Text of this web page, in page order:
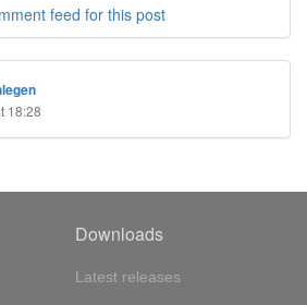
feed for this post
18:28
Downloads
Latest releases